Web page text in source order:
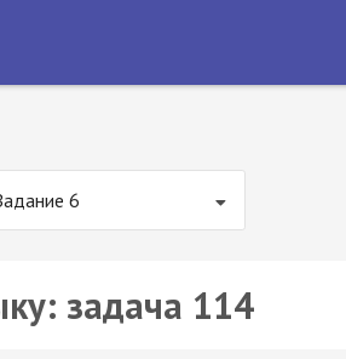
6
задача 114